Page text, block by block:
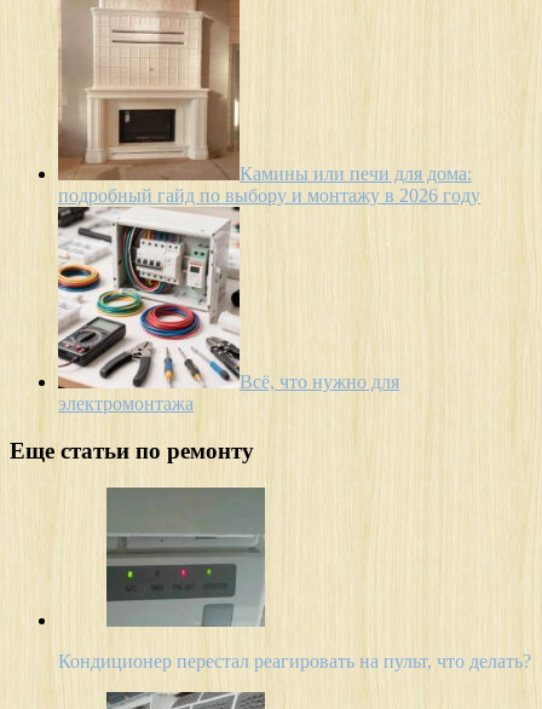
Камины или печи для дома:
подробный гайд по выбору и монтажу в 2026 году
Всё, что нужно для
электромонтажа
Еще статьи по ремонту
Кондиционер перестал реагировать на пульт, что делать?